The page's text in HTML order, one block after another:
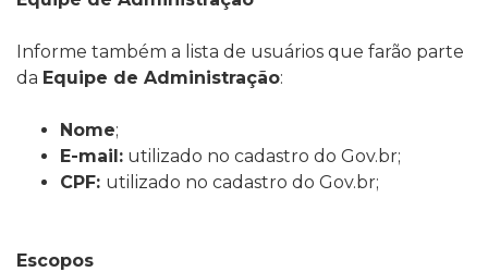
Informe também a lista de usuários que farão parte
da Equipe de Administração:
Nome;
E-mail: utilizado no cadastro do Gov.br;
CPF: utilizado no cadastro do Gov.br;
Escopos